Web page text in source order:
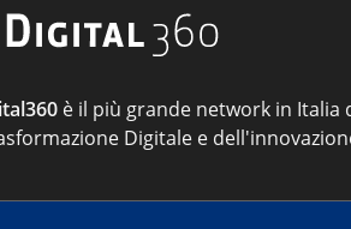
è il più grande network in Italia
Digitale e